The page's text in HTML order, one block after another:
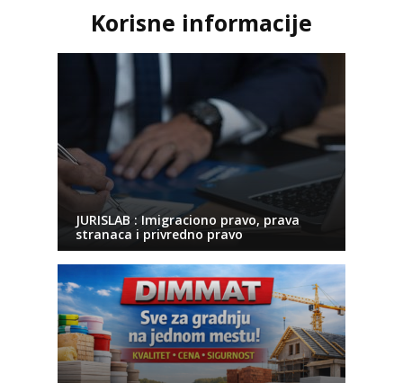
Korisne informacije
JURISLAB : Imigraciono pravo, prava
stranaca i privredno pravo